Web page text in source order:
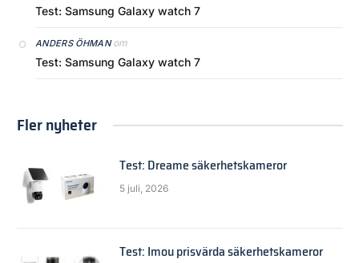
Test: Samsung Galaxy watch 7
ANDERS ÖHMANom
Test: Samsung Galaxy watch 7
Fler nyheter
Test: Dreame säkerhetskameror
5 juli, 2026
Test: Imou prisvärda säkerhetskameror